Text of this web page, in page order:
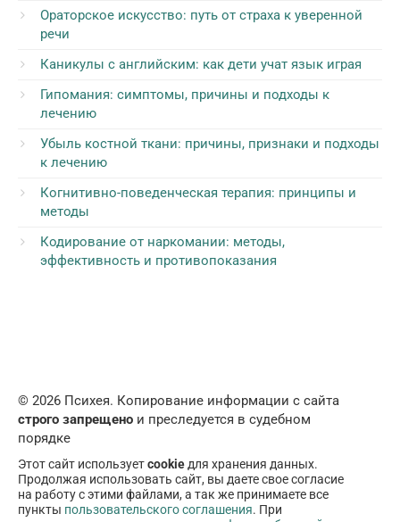
Ораторское искусство: путь от страха к уверенной
речи
Каникулы с английским: как дети учат язык играя
Гипомания: симптомы, причины и подходы к
лечению
Убыль костной ткани: причины, признаки и подходы
к лечению
Когнитивно-поведенческая терапия: принципы и
методы
Кодирование от наркомании: методы,
эффективность и противопоказания
© 2026 Психея. Копирование информации с сайта
строго запрещено и преследуется в судебном
порядке
Этот сайт используетcookie для хранения данных.
Продолжая использовать сайт, вы даете свое согласие
на работу с этими файлами, а так же принимаете все
пункты пользовательского соглашения. При